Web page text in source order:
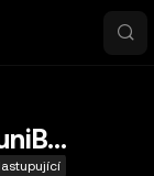
xBTC-uniBTC